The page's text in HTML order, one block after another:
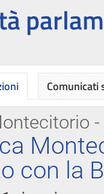
con la
Comunicati